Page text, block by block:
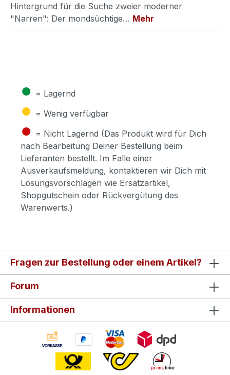
Hintergrund für die Suche zweier moderner
"Narren": Der mondsüchtige… Mehr
● = Lagernd
● = Wenig verfügbar
● = Nicht Lagernd (Das Produkt wird für Dich
nach Bearbeitung Deiner Bestellung beim
Lieferanten bestellt. Im Falle einer
Ausverkaufsmeldung, kontaktieren wir Dich mit
Lösungsvorschlägen wie Ersatzartikel,
Shopgutschein oder Rückvergütung des
Warenwerts.)
Fragen zur Bestellung oder einem Artikel?
Forum
Informationen